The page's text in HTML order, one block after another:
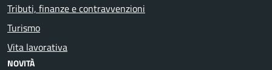
Tributi, finanze e contravvenzioni
Turismo
Vita lavorativa
NOVITÀ